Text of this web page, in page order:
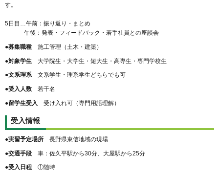
す。
5日目…午前：振り返り・まとめ
午後：発表・フィードバック・若手社員との座談会
●募集職種 施工管理（土木・建築）
●対象学生 大学院生・大学生・短大生・高専生・専門学校生
●文系理系文系学生・理系学生どちらでも可
●受入人数 若干名
●留学生受入 受け入れ可（専門用語理解）
受入情報
●実習予定場所 長野県東信地域の現場
●交通手段 車：佐久平駅から30分、大屋駅から25分
●受入日程 ①随時